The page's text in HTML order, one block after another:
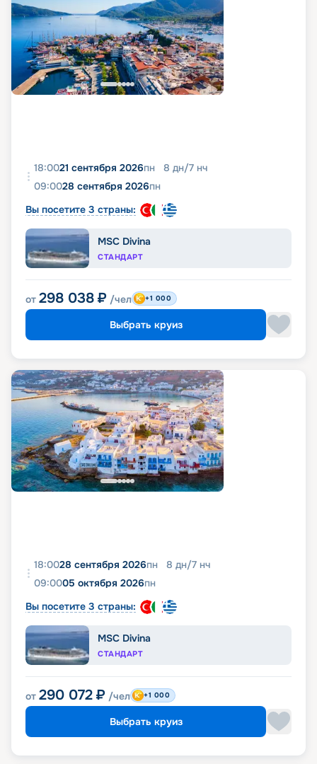
18:0021 сентября 2026пн 8 дн/7 нч
09:0028 сентября 2026пн
Вы посетите 3 страны:
MSC Divina
СТАНДАРТ
от 298 038 ₽ /чел +1 000
Выбрать круиз
18:0028 сентября 2026пн 8 дн/7 нч
09:0005 октября 2026пн
Вы посетите 3 страны:
MSC Divina
СТАНДАРТ
от 290 072 ₽ /чел +1 000
Выбрать круиз